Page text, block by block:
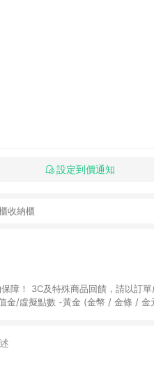
設定到價通知
收納櫃
特殊商品回饋，請以訂單成立通知為準 1. 請
金/虛擬點數 -黃金 (金幣 / 金條 /
商品賣場中有標示「商店」及顯示